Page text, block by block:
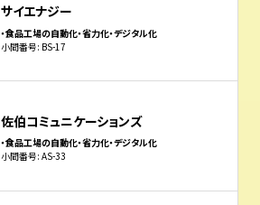
サイエナジー
・食品工場の自動化・省力化・デジタル化
小間番号: BS-17
佐伯コミュニケーションズ
・食品工場の自動化・省力化・デジタル化
小間番号: AS-33